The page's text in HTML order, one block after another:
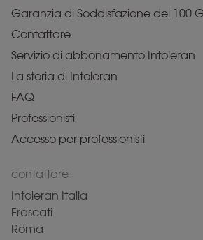
Garanzia di Soddisfazione dei 100
Contattare
Servizio di abbonamento Intoleran
La storia di Intoleran
FAQ
Professionisti
Accesso per professionisti
contattare
Intoleran Italia
Frascati
Roma